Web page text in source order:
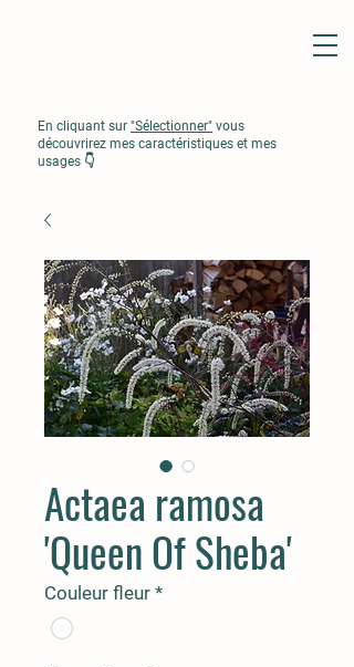
En cliquant sur "Sélectionner" vous
découvrirez mes caractéristiques et mes
usages 👇
Actaea ramosa
'Queen Of Sheba'
Couleur fleur *